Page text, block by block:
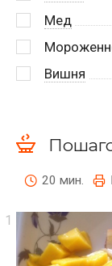
Мед
Вишня
20 мин.